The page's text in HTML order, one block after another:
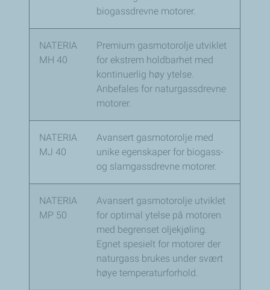
biogassdrevne motorer.
NATERIA
MH 40
Premium gasmotorolje utviklet
for ekstrem holdbarhet med
kontinuerlig høy ytelse.
Anbefales for naturgassdrevne
motorer.
NATERIA
MJ 40
Avansert gasmotorolje med
unike egenskaper for biogass-
og slamgassdrevne motorer.
NATERIA
MP 50
Avansert gasmotorolje utviklet
for optimal ytelse på motoren
med begrenset oljekjøling.
Egnet spesielt for motorer der
naturgass brukes under svært
høye temperaturforhold.